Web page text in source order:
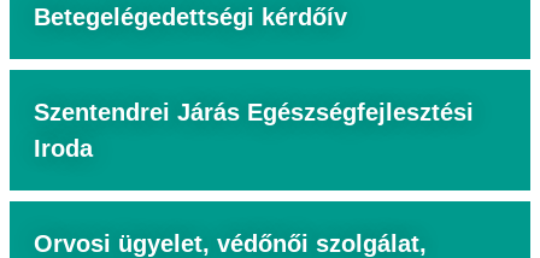
Betegelégedettségi kérdőív
Szentendrei Járás Egészségfejlesztési
Iroda
Orvosi ügyelet, védőnői szolgálat,